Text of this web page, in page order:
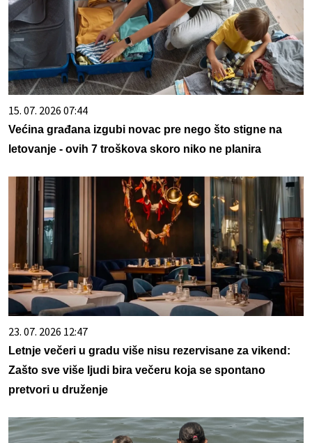
15. 07. 2026 07:44
Većina građana izgubi novac pre nego što stigne na
letovanje - ovih 7 troškova skoro niko ne planira
23. 07. 2026 12:47
Letnje večeri u gradu više nisu rezervisane za vikend:
Zašto sve više ljudi bira večeru koja se spontano
pretvori u druženje